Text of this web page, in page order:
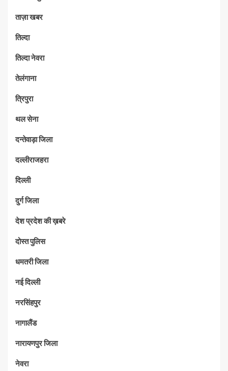
ताज़ा खबर
तिल्दा
तिल्दा नेवरा
तेलंगाना
त्रिपुरा
थल सेना
दन्तेवाड़ा जिला
दल्लीराजहरा
दिल्ली
दुर्ग जिला
देश प्रदेश की ख़बरे
दोस्त पुलिस
धमतरी जिला
नई दिल्ली
नरसिंहपुर
नागालैंड
नारायणपुर जिला
नेवरा